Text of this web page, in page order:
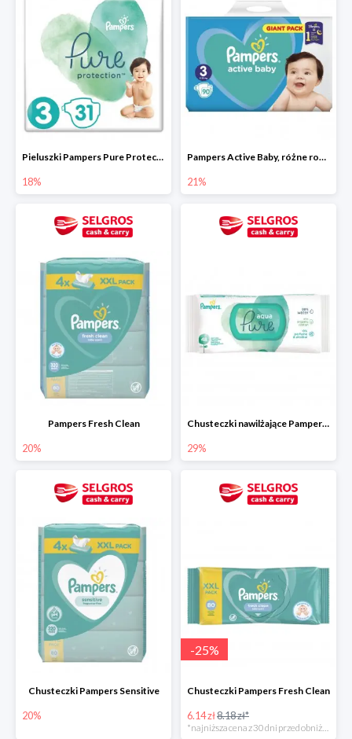
Pieluszki Pampers Pure Protection, różne rodzaje
18%
Pampers Active Baby, różne rodzaje
21%
Pampers Fresh Clean
20%
Chusteczki nawilżające Pampers Aquia Pure 48 szt.
29%
Chusteczki Pampers Sensitive
20%
-25%
Chusteczki Pampers Fresh Clean
6.14 zł8.18 zł*